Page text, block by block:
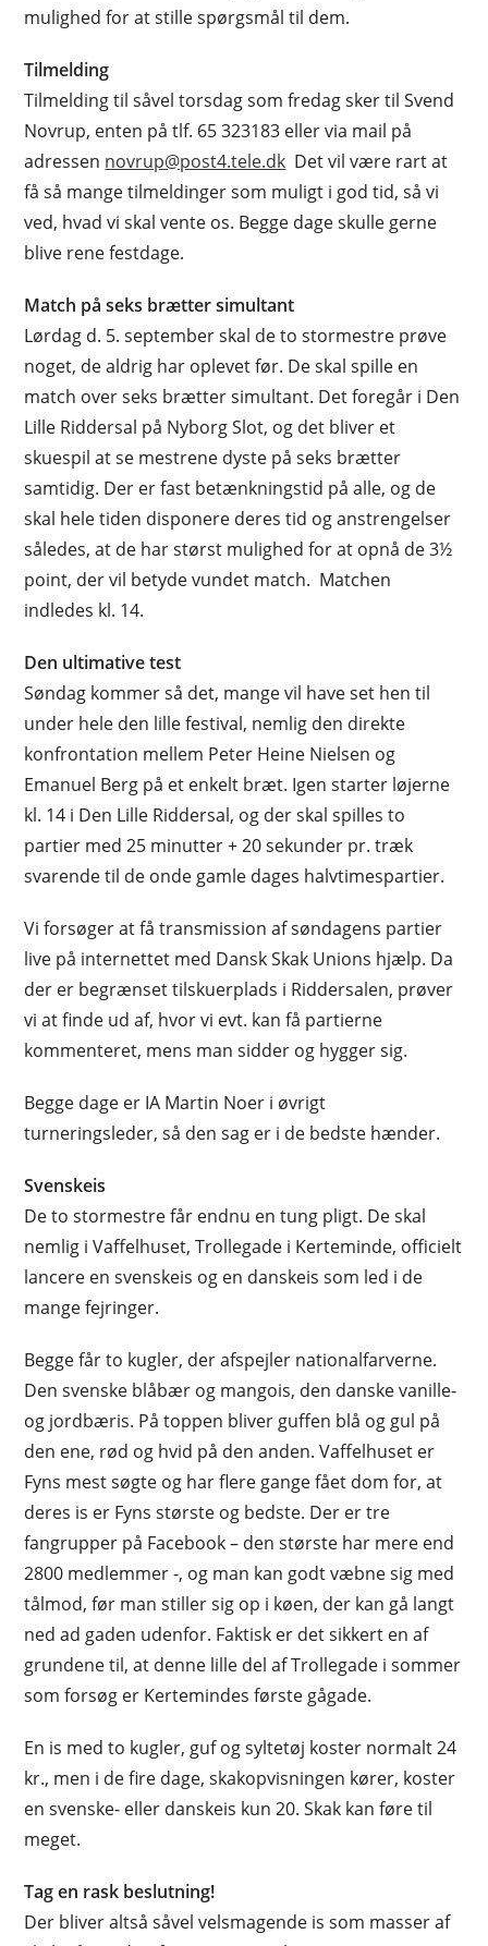
mulighed for at stille spørgsmål til dem.
Tilmelding
Tilmelding til såvel torsdag som fredag sker til Svend
Novrup, enten på tlf. 65 323183 eller via mail på
adressen novrup@post4.tele.dk Det vil være rart at
få så mange tilmeldinger som muligt i god tid, så vi
ved, hvad vi skal vente os. Begge dage skulle gerne
blive rene festdage.
Match på seks brætter simultant
Lørdag d. 5. september skal de to stormestre prøve
noget, de aldrig har oplevet før. De skal spille en
match over seks brætter simultant. Det foregår i Den
Lille Riddersal på Nyborg Slot, og det bliver et
skuespil at se mestrene dyste på seks brætter
samtidig. Der er fast betænkningstid på alle, og de
skal hele tiden disponere deres tid og anstrengelser
således, at de har størst mulighed for at opnå de 3½
point, der vil betyde vundet match. Matchen
indledes kl. 14.
Den ultimative test
Søndag kommer så det, mange vil have set hen til
under hele den lille festival, nemlig den direkte
konfrontation mellem Peter Heine Nielsen og
Emanuel Berg på et enkelt bræt. Igen starter løjerne
kl. 14 i Den Lille Riddersal, og der skal spilles to
partier med 25 minutter + 20 sekunder pr. træk
svarende til de onde gamle dages halvtimespartier.
Vi forsøger at få transmission af søndagens partier
live på internettet med Dansk Skak Unions hjælp. Da
der er begrænset tilskuerplads i Riddersalen, prøver
vi at finde ud af, hvor vi evt. kan få partierne
kommenteret, mens man sidder og hygger sig.
Begge dage er IA Martin Noer i øvrigt
turneringsleder, så den sag er i de bedste hænder.
Svenskeis
De to stormestre får endnu en tung pligt. De skal
nemlig i Vaffelhuset, Trollegade i Kerteminde, officielt
lancere en svenskeis og en danskeis som led i de
mange fejringer.
Begge får to kugler, der afspejler nationalfarverne.
Den svenske blåbær og mangois, den danske vanille-
og jordbæris. På toppen bliver guffen blå og gul på
den ene, rød og hvid på den anden. Vaffelhuset er
Fyns mest søgte og har flere gange fået dom for, at
deres is er Fyns største og bedste. Der er tre
fangrupper på Facebook – den største har mere end
2800 medlemmer -, og man kan godt væbne sig med
tålmod, før man stiller sig op i køen, der kan gå langt
ned ad gaden udenfor. Faktisk er det sikkert en af
grundene til, at denne lille del af Trollegade i sommer
som forsøg er Kertemindes første gågade.
En is med to kugler, guf og syltetøj koster normalt 24
kr., men i de fire dage, skakopvisningen kører, koster
en svenske- eller danskeis kun 20. Skak kan føre til
meget.
Tag en rask beslutning!
Der bliver altså såvel velsmagende is som masser af